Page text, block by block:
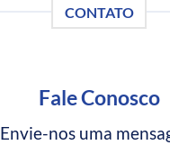
CONTATO
Fale Conosco
Envie-nos uma